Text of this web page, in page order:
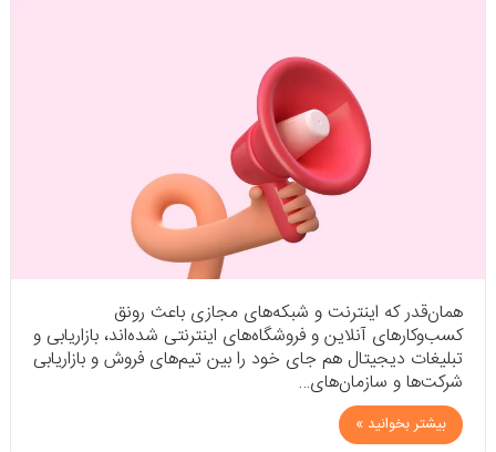
همان‌قدر که اینترنت و شبکه‌های مجازی باعث رونق
کسب‌وکارهای آنلاین و فروشگاه‌های اینترنتی شده‌اند، بازاریابی و
تبلیغات دیجیتال هم جای خود را بین تیم‌های فروش و بازاریابی
شرکت‌ها و سازمان‌های…
بیشتر بخوانید »